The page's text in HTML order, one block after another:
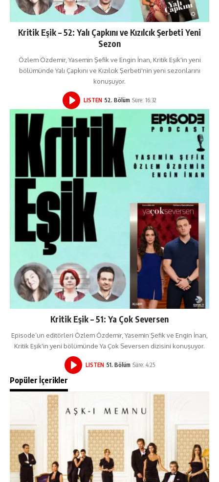
Kritik Eşik – 52: Yalı Çapkını ve Kızılcık Şerbeti Yeni
Sezon
Özlem Özdemir, Yasemin Şefik ve Engin İnan, Kritik Eşik'in yeni
bölümünde Yalı Çapkını ve Kızılcık Şerbeti'nin yeni sezonlarını
konuşuyor.
LISTEN 52. Bölüm Süre: 16:32
Kritik Eşik – 51: Ya Çok Seversen
Episode’un editörleri Özlem Özdemir, Yasemin Şefik ve Engin İnan,
Kritik Eşik'in yeni bölümünde Ya Çok Seversen dizisini konuşuyor.
LISTEN 51. Bölüm Süre: 4:25
Popüler İçerikler